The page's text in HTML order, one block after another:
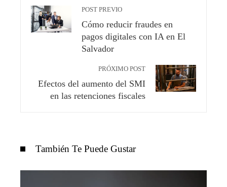
POST PREVIO
Cómo reducir fraudes en
pagos digitales con IA en El
Salvador
PRÓXIMO POST
Efectos del aumento del SMI
en las retenciones fiscales
También Te Puede Gustar